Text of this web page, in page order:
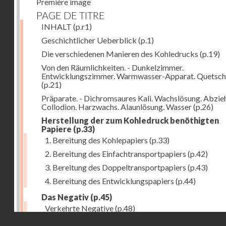
PAGE DE TITRE
INHALT (p.r1)
Geschichtlicher Ueberblick (p.1)
Die verschiedenen Manieren des Kohledrucks (p.19)
Von den Räumlichkeiten. - Dunkelzimmer.
Entwicklungszimmer. Warmwasser-Apparat.
(p.21)
Präparate. - Dichromsaures Kali. Wachslösung.
Collodion. Harzwachs. Alaunlösung. Wasser(p.26)
Herstellung der zum Kohledruck benöthigten
Papiere (p.33)
1. Bereitung des Kohlepapiers (p.33)
2. Bereitung des Einfachtransportpapiers (p.42)
3. Bereitung des Doppeltransportpapiers (p.43)
4. Bereitung des Entwicklungspapiers (p.44)
Das Negativ (p.45)
Verkehrte Negative(p.48)